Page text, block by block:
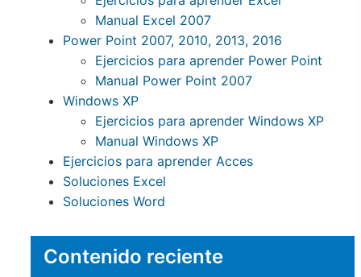
Manual Excel 2007
Power Point 2007, 2010, 2013, 2016
Ejercicios para aprender Power Point
Manual Power Point 2007
Windows XP
Ejercicios para aprender Windows XP
Manual Windows XP
Ejercicios para aprender Acces
Soluciones Excel
Soluciones Word
Contenido reciente